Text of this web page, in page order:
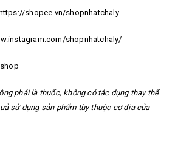
shopee.vn/shopnhatchaly
shopnhatchaly/
phải là thuốc, không có tác dụng thay thế
sử dụng sản phẩm tùy thuộc cơ địa của